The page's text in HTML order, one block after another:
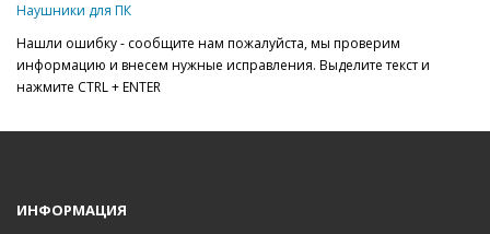
Наушники для ПК
Нашли ошибку - сообщите нам пожалуйста, мы проверим
информацию и внесем нужные исправления. Выделите текст и
нажмите CTRL + ENTER
ИНФОРМАЦИЯ